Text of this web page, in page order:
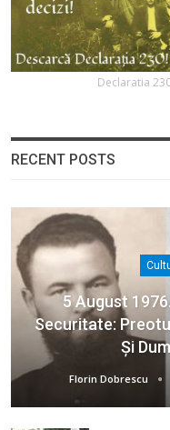
Declaratia
RECENT POSTS
5 August
Securitate:
Și
Florin Dobrescu